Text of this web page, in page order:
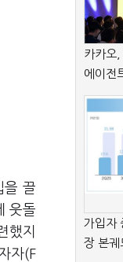
을 끌
웃돌
했지
자(F
카카오
에이전
가입자
장 본궤